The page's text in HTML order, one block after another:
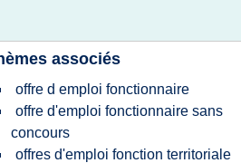
associés
offre d emploi fonctionnaire
offre d'emploi fonctionnaire sans
concours
offres d'emploi fonction territoriale